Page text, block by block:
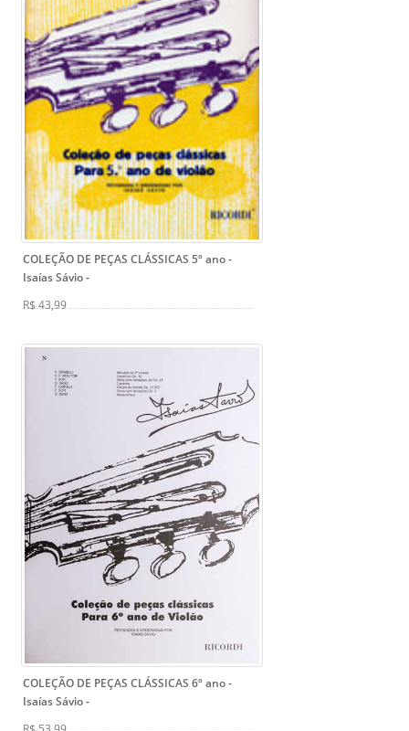
COLEÇÃO DE PEÇAS CLÁSSICAS 5º ano -
Isaías Sávio-
R$ 43,99
COLEÇÃO DE PEÇAS CLÁSSICAS 6º ano -
Isaías Sávio-